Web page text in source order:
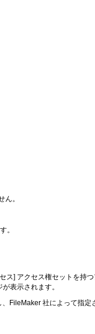
ん。
。
] アクセス権セットを持
表示されます。
FileMaker 社によって指